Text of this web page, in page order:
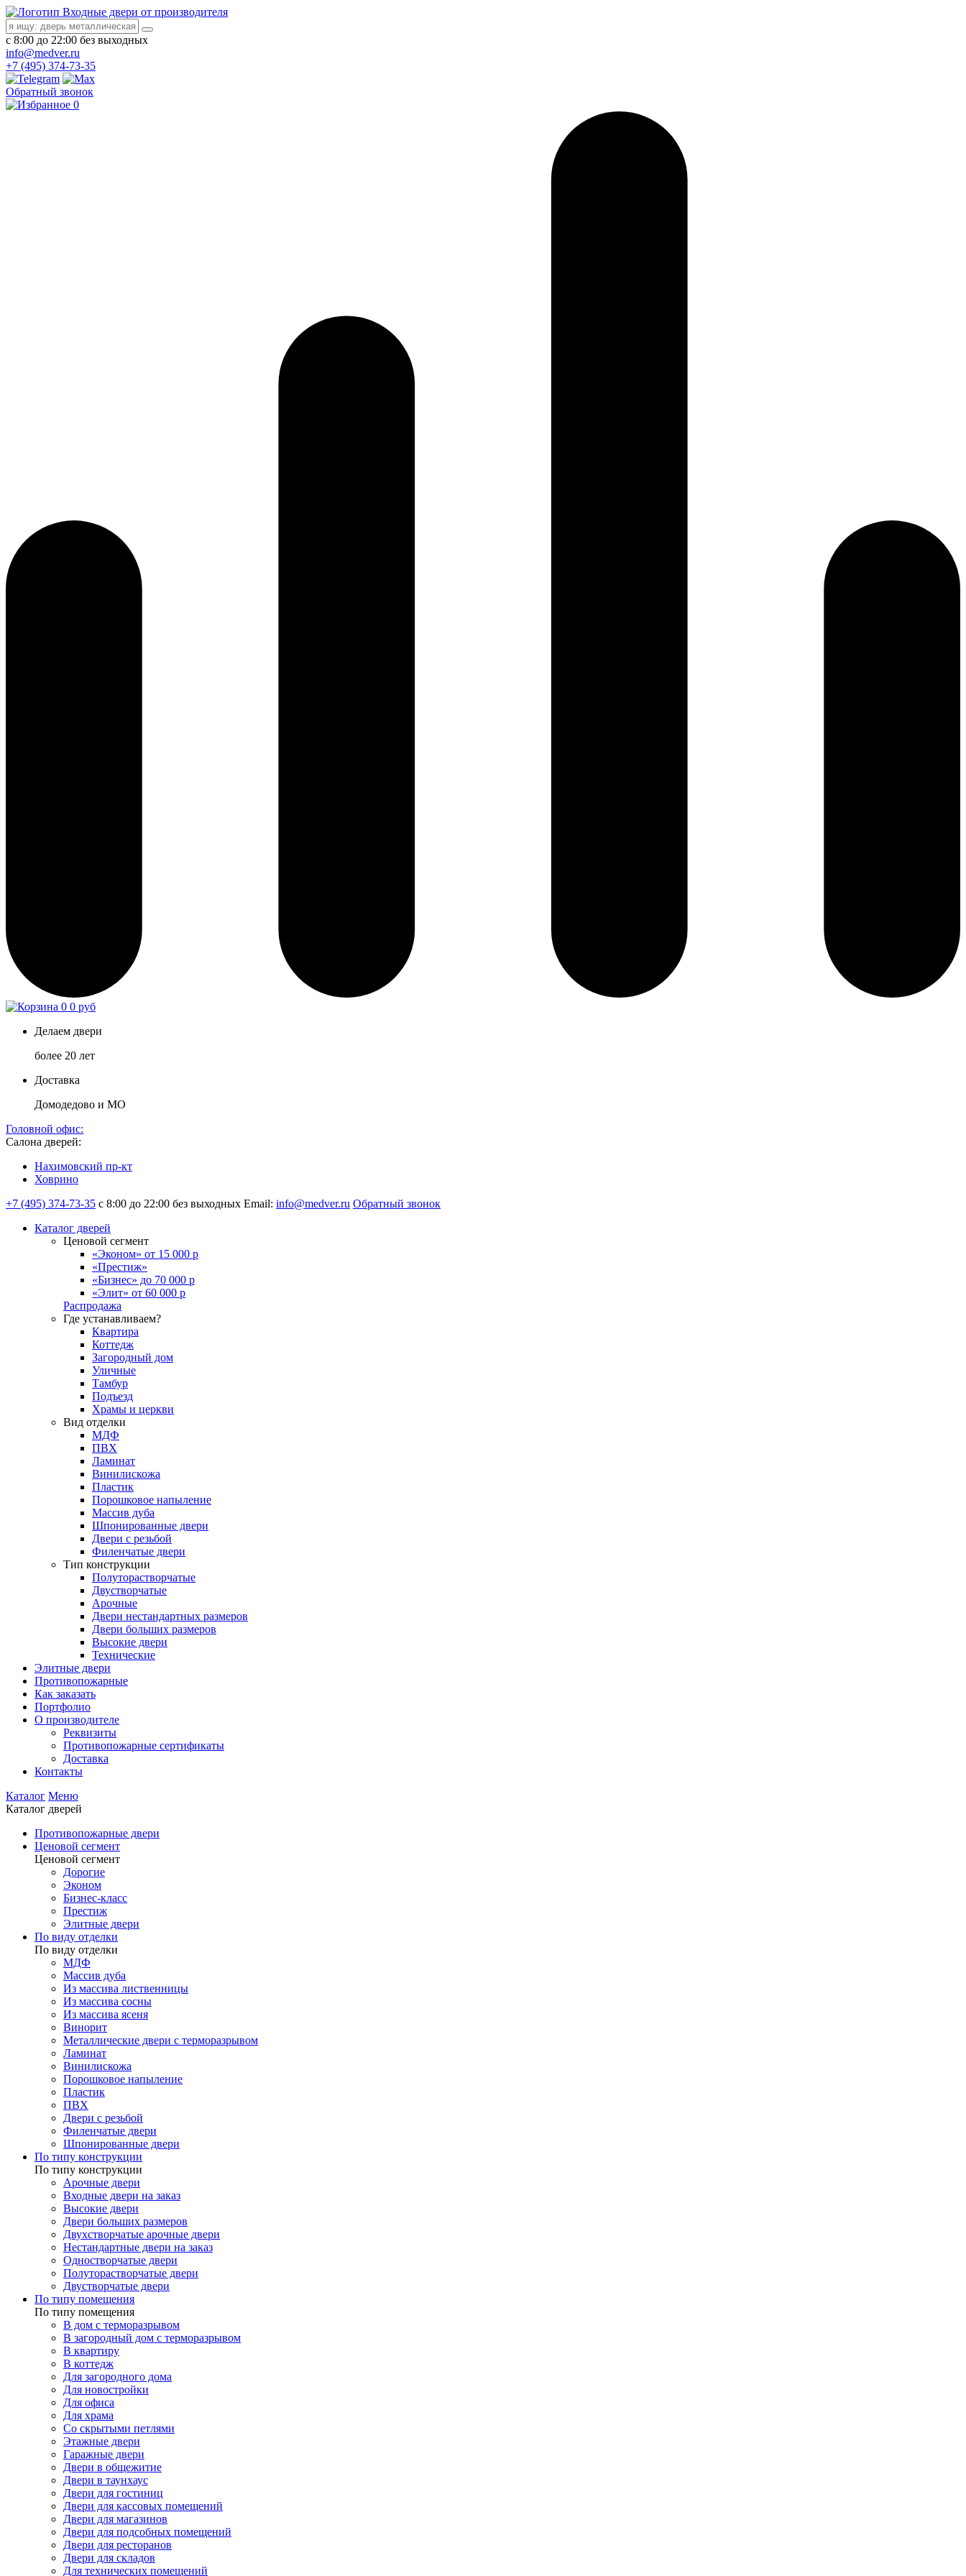
Входные двери от производителя
с 8:00 до 22:00 без выходных
info@medver.ru
+7 (495) 374-73-35
Обратный звонок
0
0 0 руб
Делаем двери
более 20 лет
Доставка
Домодедово и МО
Головной офис:
Салона дверей:
Нахимовский пр-кт
Ховрино
+7 (495) 374-73-35 с 8:00 до 22:00 без выходных Email: info@medver.ru Обратный звонок
Каталог дверей
Ценовой сегмент
«Эконом» от 15 000 р
«Престиж»
«Бизнес» до 70 000 р
«Элит» от 60 000 р
Распродажа
Где устанавливаем?
Квартира
Коттедж
Загородный дом
Уличные
Тамбур
Подъезд
Храмы и церкви
Вид отделки
МДФ
ПВХ
Ламинат
Винилискожа
Пластик
Порошковое напыление
Массив дуба
Шпонированные двери
Двери с резьбой
Филенчатые двери
Тип конструкции
Полуторастворчатые
Двустворчатые
Арочные
Двери нестандартных размеров
Двери больших размеров
Высокие двери
Технические
Элитные двери
Противопожарные
Как заказать
Портфолио
О производителе
Реквизиты
Противопожарные сертификаты
Доставка
Контакты
Каталог Меню
Каталог дверей
Противопожарные двери
Ценовой сегмент
Ценовой сегмент
Дорогие
Эконом
Бизнес-класс
Престиж
Элитные двери
По виду отделки
По виду отделки
МДФ
Массив дуба
Из массива лиственницы
Из массива сосны
Из массива ясеня
Винорит
Металлические двери с терморазрывом
Ламинат
Винилискожа
Порошковое напыление
Пластик
ПВХ
Двери с резьбой
Филенчатые двери
Шпонированные двери
По типу конструкции
По типу конструкции
Арочные двери
Входные двери на заказ
Высокие двери
Двери больших размеров
Двухстворчатые арочные двери
Нестандартные двери на заказ
Одностворчатые двери
Полуторастворчатые двери
Двустворчатые двери
По типу помещения
По типу помещения
В дом с терморазрывом
В загородный дом с терморазрывом
В квартиру
В коттедж
Для загородного дома
Для новостройки
Для офиса
Для храма
Со скрытыми петлями
Этажные двери
Гаражные двери
Двери в общежитие
Двери в таунхаус
Двери для гостиниц
Двери для кассовых помещений
Двери для магазинов
Двери для подсобных помещений
Двери для ресторанов
Двери для складов
Для технических помещений